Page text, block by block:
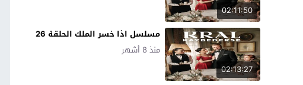
02:11:50
02:13:27
مسلسل اذا خسر الملك الحلقة 26
منذ 8 أشهر